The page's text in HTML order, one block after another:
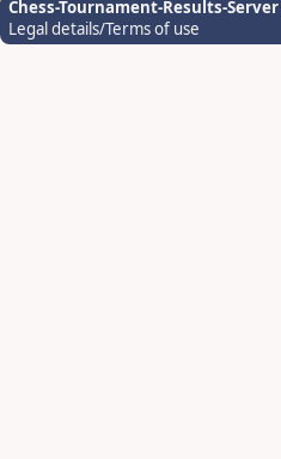
Chess-Tournament-Results-Server
Legal details/Terms of use